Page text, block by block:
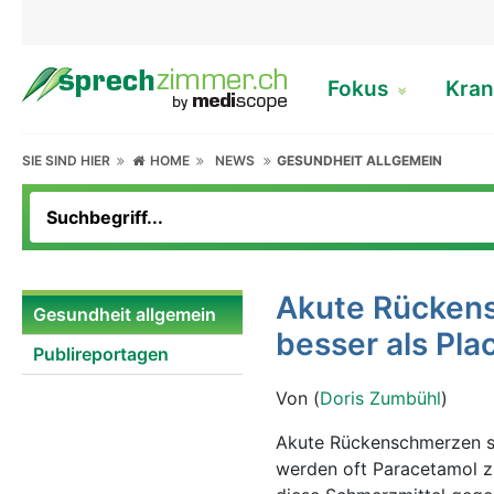
Fokus
SIE SIND HIER HOME NEWS GESUNDHEIT ALLGEMEIN
Gesundheit allgemein
Publireportagen
Akute
besser als
Von (Doris Zumbühl)
Akute Rückenschmerzen
werden oft Paracetamol